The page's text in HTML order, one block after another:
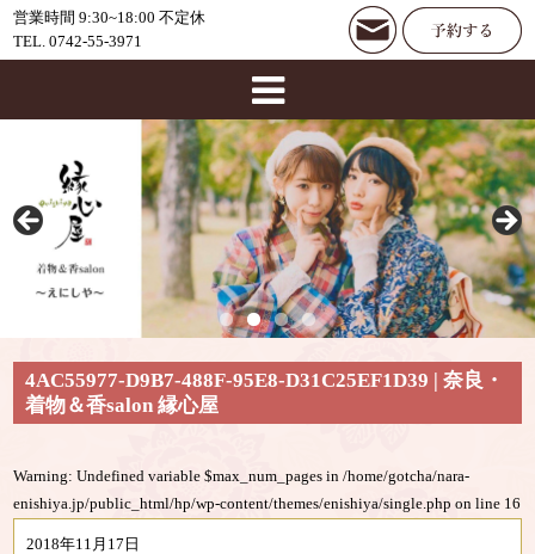
営業時間 9:30~18:00 不定休
TEL. 0742-55-3971
4AC55977-D9B7-488F-95E8-D31C25EF1D39 | 奈良・
着物＆香salon 縁心屋
Warning: Undefined variable $max_num_pages in/home/gotcha/nara-
enishiya.jp/public_html/hp/wp-content/themes/enishiya/single.php on line 16
2018年11月17日